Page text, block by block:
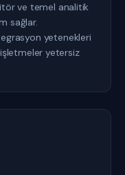
ve temel analitik
sağlar.
yetenekleri
işletmeler yetersiz